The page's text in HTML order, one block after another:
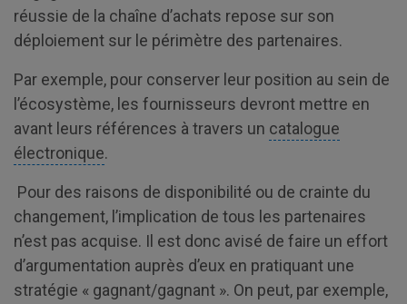
réussie de la chaîne d’achats repose sur son
déploiement sur le périmètre des partenaires.
Par exemple, pour conserver leur position au sein de
l’écosystème, les fournisseurs devront mettre en
avant leurs références à travers un catalogue
électronique.
Pour des raisons de disponibilité ou de crainte du
changement, l’implication de tous les partenaires
n’est pas acquise. Il est donc avisé de faire un effort
d’argumentation auprès d’eux en pratiquant une
stratégie « gagnant/gagnant ». On peut, par exemple,